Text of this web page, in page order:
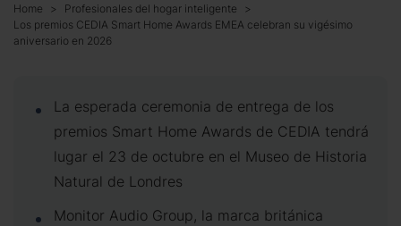
Home
Profesionales del hogar inteligente
Los premios CEDIA Smart Home Awards EMEA celebran su vigésimo
aniversario en 2026
La esperada ceremonia de entrega de los
premios Smart Home Awards de CEDIA tendrá
lugar el 23 de octubre en el Museo de Historia
Natural de Londres
Monitor Audio Group, la marca británica